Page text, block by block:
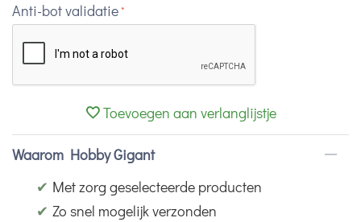
Anti-bot validatie
Toevoegen aan verlanglijstje
Waarom Hobby Gigant
✔ Met zorg geselecteerde producten
✔ Zo snel mogelijk verzonden